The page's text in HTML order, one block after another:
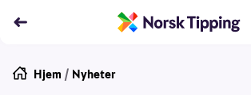
Hjem / Nyheter